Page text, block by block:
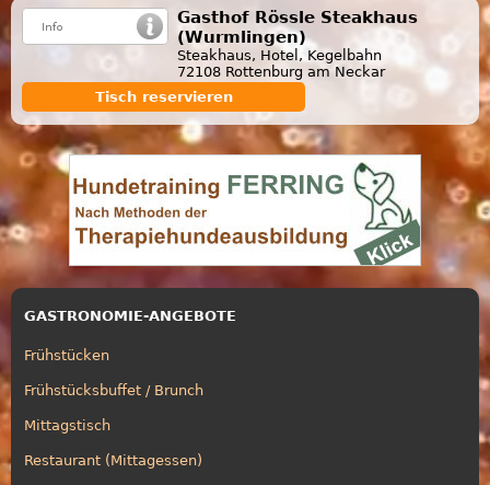
Gasthof Rössle Steakhaus
(Wurmlingen)
Steakhaus, Hotel, Kegelbahn
72108 Rottenburg am Neckar
Tisch reservieren
GASTRONOMIE-ANGEBOTE
Frühstücken
Frühstücksbuffet / Brunch
Mittagstisch
Restaurant (Mittagessen)